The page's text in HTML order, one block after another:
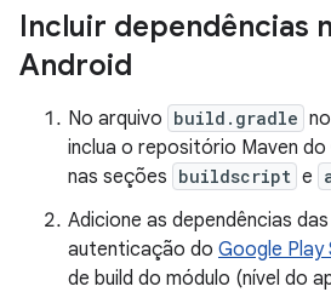
Incluir dependências
Android
No arquivo build.gradle
inclua o repositório Maven do
nas seções buildscript e
Adicione as dependências
autenticação do Google Play
de build do módulo (nível do